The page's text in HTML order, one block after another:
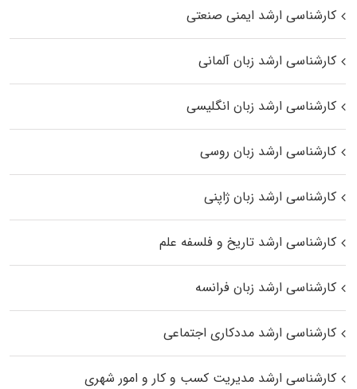
کارشناسی ارشد ایمنی صنعتی
کارشناسی ارشد زبان آلمانی
کارشناسی ارشد زبان انگلیسی
کارشناسی ارشد زبان روسی
کارشناسی ارشد زبان ژاپنی
کارشناسی ارشد تاریخ و فلسفه علم
کارشناسی ارشد زبان فرانسه
کارشناسی ارشد مددکاری اجتماعی
کارشناسی ارشد مدیریت کسب و کار و امور شهری